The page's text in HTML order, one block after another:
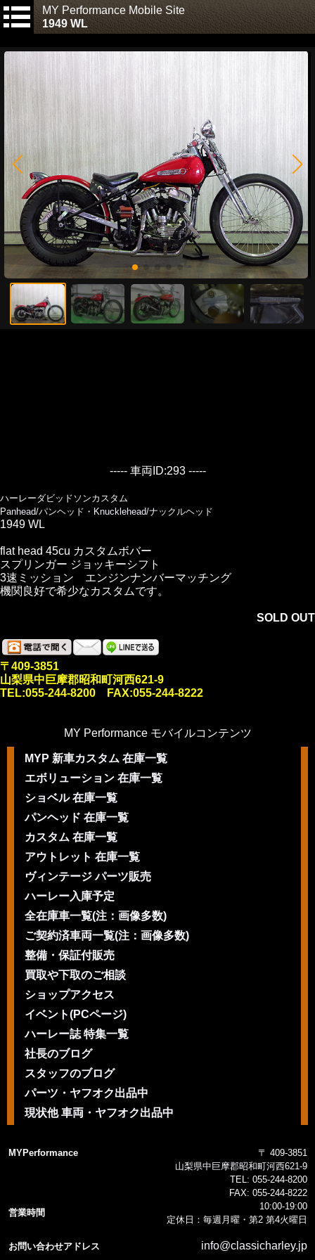
MY Performance Mobile Site
1949 WL
----- 車両ID:293 -----
ハーレーダビッドソンカスタム
Panhead/パンヘッド・Knucklehead/ナックルヘッド
1949 WL
flat head 45cu カスタムボバー
スプリンガー ジョッキーシフト
3速ミッション エンジンナンバーマッチング
機関良好で希少なカスタムです。
SOLD OUT
〒409-3851
山梨県中巨摩郡昭和町河西621-9
TEL:055-244-8200 FAX:055-244-8222
MY Performance モバイルコンテンツ
MYP 新車カスタム 在庫一覧
エボリューション 在庫一覧
ショベル 在庫一覧
パンヘッド 在庫一覧
カスタム 在庫一覧
アウトレット 在庫一覧
ヴィンテージ パーツ販売
ハーレー入庫予定
全在庫車一覧(注：画像多数)
ご契約済車両一覧(注：画像多数)
整備・保証付販売
買取や下取のご相談
ショップアクセス
イベント(PCページ)
ハーレー誌 特集一覧
社長のブログ
スタッフのブログ
パーツ・ヤフオク出品中
現状他 車両・ヤフオク出品中
MYPerformance
〒 409-3851
山梨県中巨摩郡昭和町河西621-9
TEL: 055-244-8200
FAX: 055-244-8222
営業時間
10:00-19:00
定休日：毎週月曜・第2 第4火曜日
お問い合わせアドレス info@classicharley.jp